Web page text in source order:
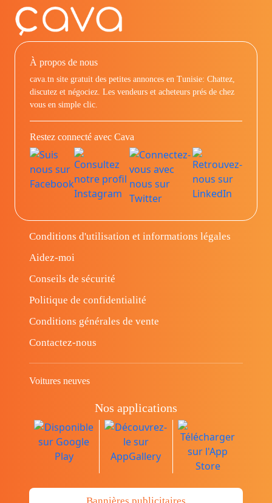
À propos de nous
cava.tn site gratuit des petites annonces en Tunisie: Chattez,
discutez et négociez. Les vendeurs et acheteurs prés de chez
vous en simple clic.
Restez connecté avec Cava
Conditions d'utilisation et informations légales
Aidez-moi
Conseils de sécurité
Politique de confidentialité
Conditions générales de vente
Contactez-nous
Voitures neuves
Nos applications